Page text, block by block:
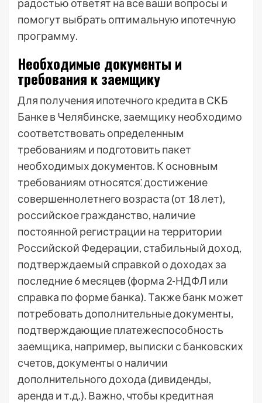
радостью ответят на все ваши вопросы и
помогут выбрать оптимальную ипотечную
программу.
Необходимые документы и
требования к заемщику
Для получения ипотечного кредита в СКБ
Банке в Челябинске, заемщику необходимо
соответствовать определенным
требованиям и подготовить пакет
необходимых документов. К основным
требованиям относятся⁚ достижение
совершеннолетнего возраста (от 18 лет),
российское гражданство, наличие
постоянной регистрации на территории
Российской Федерации, стабильный доход,
подтверждаемый справкой о доходах за
последние 6 месяцев (форма 2-НДФЛ или
справка по форме банка). Также банк может
потребовать дополнительные документы,
подтверждающие платежеспособность
заемщика, например, выписки с банковских
счетов, документы о наличии
дополнительного дохода (дивиденды,
аренда и т.д.). Важно, чтобы кредитная